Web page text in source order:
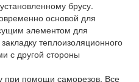
брусу.
основой для
элементом для
теплоизоляционного
с другой стороны
при помощи саморезов. Все